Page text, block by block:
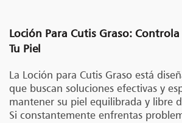
Loción Para Cutis Graso:
Tu Piel
La Loción para Cutis Graso está
que buscan soluciones efectivas y
mantener su piel equilibrada y libre
Si constantemente enfrentas